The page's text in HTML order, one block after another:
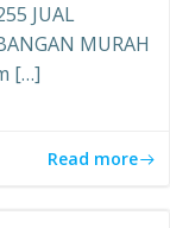
JUAL
MURAH
[…]
Read more